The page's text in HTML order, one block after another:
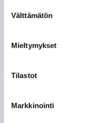
valinta
Välttämätön
Mieltymykset
Tilastot
Markkinointi